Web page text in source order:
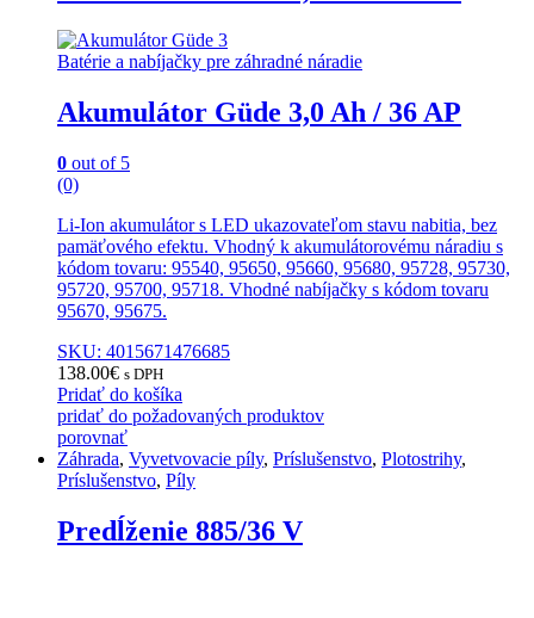
Batérie a nabíjačky pre záhradné náradie
Akumulátor Güde 3,0 Ah / 36 AP
0 out of 5
(0)
Li-Ion akumulátor s LED ukazovateľom stavu nabitia, bez
pamäťového efektu. Vhodný k akumulátorovému náradiu s
kódom tovaru: 95540, 95650, 95660, 95680, 95728, 95730,
95720, 95700, 95718. Vhodné nabíjačky s kódom tovaru
95670, 95675.
SKU: 4015671476685
138.00€ s DPH
Pridať do košíka
pridať do požadovaných produktov
porovnať
Záhrada, Vyvetvovacie píly, Príslušenstvo, Plotostrihy,
Príslušenstvo, Píly
Predĺženie 885/36 V